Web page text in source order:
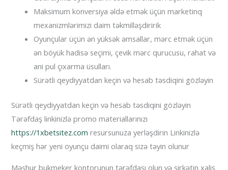
Maksimum konversiya əldə etmək üçün marketinq
mexanizmlərimizi daim təkmilləşdiririk
Oyunçular üçün ən yüksək əmsallar, mərc etmək üçün
ən böyük hadisə seçimi, çevik mərc qurucusu, rahat və
ani pul çıxarma üsulları.
Sürətli qeydiyyatdan keçin və hesab təsdiqini gözləyin
Sürətli qeydiyyatdan keçin və hesab təsdiqini gözləyin
Tərəfdaş linkinizlə promo materiallarınızı
https://1xbetsitez.com resursunuza yerləşdirin Linkinizlə
keçmiş hər yeni oyunçu daimi olaraq sizə təyin olunur
Məşhur bukmeker kontorunun tərəfdaşı olun və şirkətin xalis